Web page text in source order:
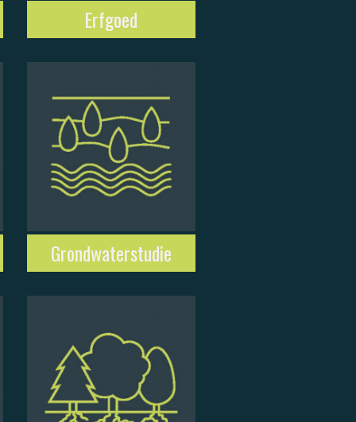
Erfgoed
Grondwaterstudie